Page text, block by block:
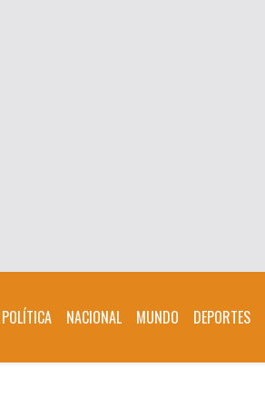
POLÍTICA NACIONAL MUNDO DEPORTES